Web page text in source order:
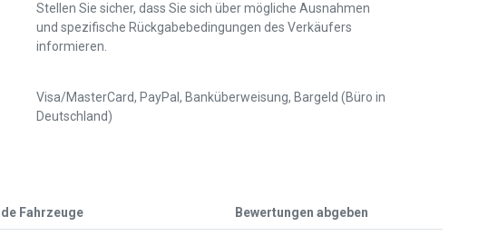
Stellen Sie sicher, dass Sie sich über mögliche Ausnahmen
und spezifische Rückgabebedingungen des Verkäufers
informieren.
Visa/MasterCard, PayPal, Banküberweisung, Bargeld (Büro in
Deutschland)
Fahrzeuge Bewertungen abgeben